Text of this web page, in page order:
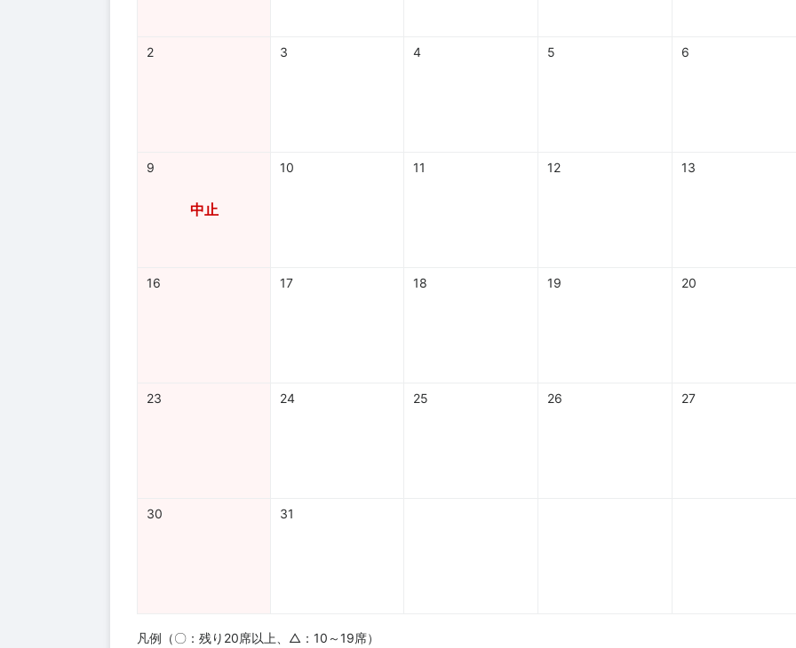
2 3 4 5 6
9
中止
10 11 12 13
16 17 18 19 20
23 24 25 26 27
30 31
凡例（〇：残り20席以上、△：10～19席）